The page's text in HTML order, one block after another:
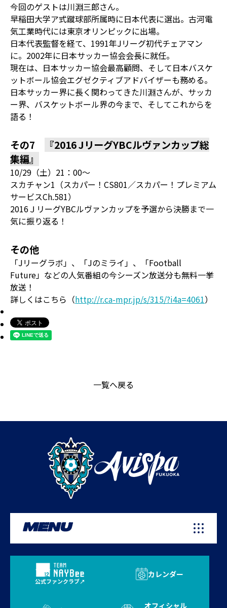
今回のゲストは川淵三郎さん。
早稲田大学ア式蹴球部所属時に日本代表に選出。古河電
気工業時代には東京オリンピックに出場。
日本代表監督を経て、1991年Jリーグ初代チェアマン
に。2002年に日本サッカー協会会長に就任。
現在は、日本サッカー協会最高顧問、そして日本バスケ
ットボール協会エグゼクティブアドバイザーも務める。
日本サッカー界に長く関わってきた川淵さんが、サッカ
ー界、バスケットボール界の今まで、そしてこれからを
語る！
その7
『2016 JリーグYBCルヴァンカップ総
集編』
10/29（土）21：00～
スカチャン1（スカパー！CS801／スカパー！プレミアム
サービスCh.581）
2016ＪリーグYBCルヴァンカップを予選から決勝まで一
気に振り返る！
その他
「Jリーグラボ」、「Jのミライ」、「Football
Future」などの人気番組の今シーズン放送分も無料一挙
放送！
詳しくはこちら（http://r.ca-mpr.jp/s/315/?i4a=4061）
一覧へ戻る
MENU
公式ファンクラブ
カレンダー
オフィシャル